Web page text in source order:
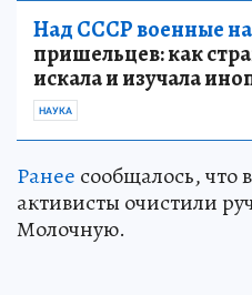
Над СССР военные
пришельцев: как
искала и изучала
НАУКА
Ранее сообщалось, что
активисты очистили
Молочную.